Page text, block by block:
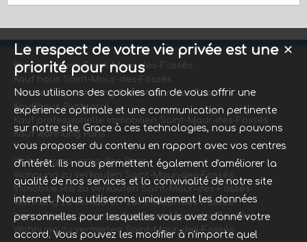
Kauf wohnung Saint-Maur-des-Fossés
Kauf haus Saint-Maur-des-Fossés
Vermietung wohnung Saint-Maur-des-Fossés
Kauf haus Pontcarré
Kauf professionelle immobilien Saint-Maur-des-Fossés
Kauf wohnung Paris
Wohnung zu verkaufen Paris
Wohnung zu verkaufen Saint-Maur-des-Fossés
Immobilie Pro zu verkaufen Saint-Maur-des-Fossés
Wohnung zu verkaufen Saint-Maur-des-Fossés
Immobilie Pro zu verkaufen Saint-Maur-des-Fossés
Wohnung zu vermieten Saint-Maur-des-Fossés
✕
Le respect de votre vie privée est une
priorité pour nous
Nous utilisons des cookies afin de vous offrir une
expérience optimale et une communication pertinente
sur notre site. Grace à ces technologies, nous pouvons
vous proposer du contenu en rapport avec vos centres
d'intérêt. Ils nous permettent également d'améliorer la
qualité de nos services et la convivialité de notre site
internet. Nous utiliserons uniquement les données
personnelles pour lesquelles vous avez donné votre
accord. Vous pouvez les modifier à n'importe quel